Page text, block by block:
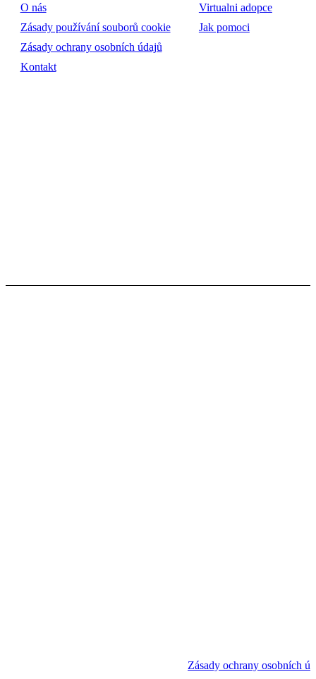
O nás
Zásady používání souborů cookie
Zásady ochrany osobních údajů
Kontakt
Virtualni adopce
Jak pomoci
Zásady ochrany osobních